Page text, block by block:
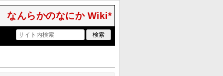
なんらかのなにか Wiki*